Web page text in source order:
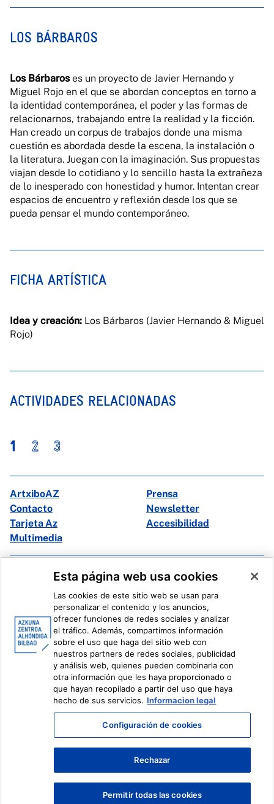
LOS BÁRBAROS
Los Bárbaros es un proyecto de Javier Hernando y
Miguel Rojo en el que se abordan conceptos en torno a
la identidad contemporánea, el poder y las formas de
relacionarnos, trabajando entre la realidad y la ficción.
Han creado un corpus de trabajos donde una misma
cuestión es abordada desde la escena, la instalación o
la literatura. Juegan con la imaginación. Sus propuestas
viajan desde lo cotidiano y lo sencillo hasta la extrañeza
de lo inesperado con honestidad y humor. Intentan crear
espacios de encuentro y reflexión desde los que se
pueda pensar el mundo contemporáneo.
FICHA ARTÍSTICA
Idea y creación: Los Bárbaros (Javier Hernando & Miguel
Rojo)
ACTIVIDADES RELACIONADAS
1 2 3
ArtxiboAZ
Prensa
Contacto
Newsletter
Tarjeta Az
Accesibilidad
Multimedia
Facebook
X
Ivoox
Información legal Sistema Interno de Información
Esta página web usa cookies
Las cookies de este sitio web se usan para
personalizar el contenido y los anuncios,
ofrecer funciones de redes sociales y analizar
el tráfico. Además, compartimos información
sobre el uso que haga del sitio web con
nuestros partners de redes sociales, publicidad
y análisis web, quienes pueden combinarla con
otra información que les haya proporcionado o
que hayan recopilado a partir del uso que haya
hecho de sus servicios. Informacion legal
Configuración de cookies
Rechazar
Permitir todas las cookies